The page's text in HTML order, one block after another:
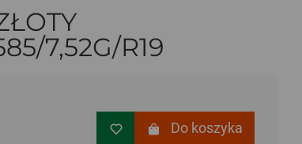
7,52G/R19
Do koszyka